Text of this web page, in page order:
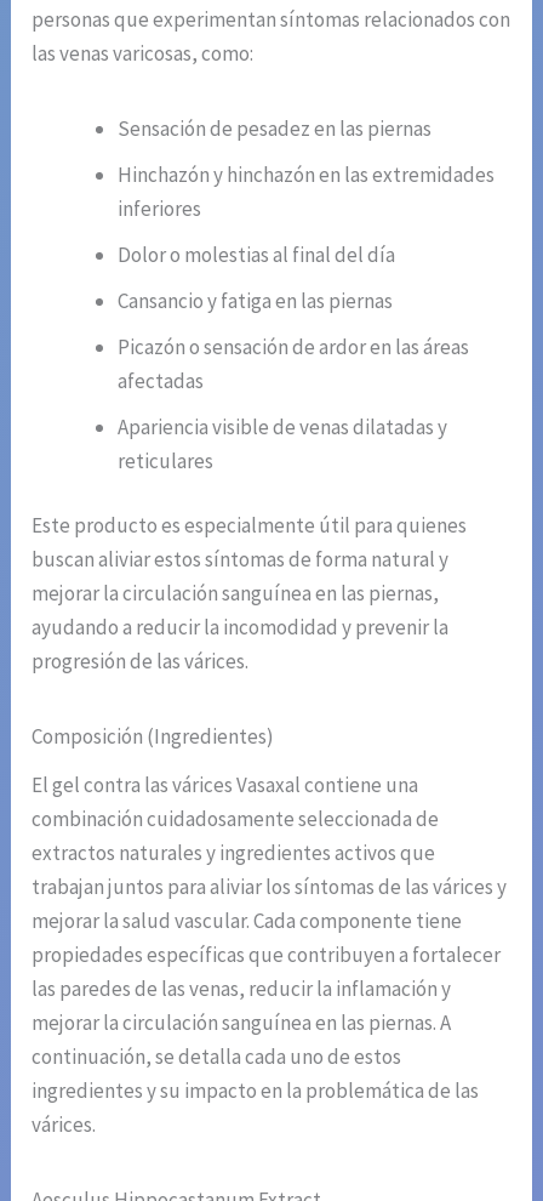
personas que experimentan síntomas relacionados con
las venas varicosas, como:
Sensación de pesadez en las piernas
Hinchazón y hinchazón en las extremidades
inferiores
Dolor o molestias al final del día
Cansancio y fatiga en las piernas
Picazón o sensación de ardor en las áreas
afectadas
Apariencia visible de venas dilatadas y
reticulares
Este producto es especialmente útil para quienes
buscan aliviar estos síntomas de forma natural y
mejorar la circulación sanguínea en las piernas,
ayudando a reducir la incomodidad y prevenir la
progresión de las várices.
Composición (Ingredientes)
El gel contra las várices Vasaxal contiene una
combinación cuidadosamente seleccionada de
extractos naturales y ingredientes activos que
trabajan juntos para aliviar los síntomas de las várices y
mejorar la salud vascular. Cada componente tiene
propiedades específicas que contribuyen a fortalecer
las paredes de las venas, reducir la inflamación y
mejorar la circulación sanguínea en las piernas. A
continuación, se detalla cada uno de estos
ingredientes y su impacto en la problemática de las
várices.